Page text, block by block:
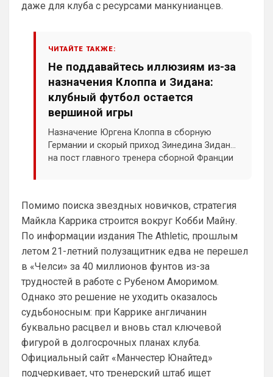
даже для клуба с ресурсами манкунианцев.
ЧИТАЙТЕ ТАКЖЕ:
Не поддавайтесь иллюзиям из-за
назначения Клоппа и Зидана:
клубный футбол остается
вершиной игры
Назначение Юргена Клоппа в сборную
Германии и скорый приход Зинедина Зидана
на пост главного тренера сборной Франции
Однако журналист Марк Огден в материале
для ESPN объясняет, почему это иллюзия.
Помимо поиска звездных новичков, стратегия
Майкла Каррика строится вокруг Кобби Майну.
По информации издания The Athletic, прошлым
летом 21-летний полузащитник едва не перешел
в «Челси» за 40 миллионов фунтов из-за
трудностей в работе с Рубеном Аморимом.
Однако это решение не уходить оказалось
судьбоносным: при Каррике англичанин
буквально расцвел и вновь стал ключевой
фигурой в долгосрочных планах клуба.
Официальный сайт «Манчестер Юнайтед»
подчеркивает, что тренерский штаб ищет
всяких лишних знаков: Челси
Аристократ
Конечно будет занятно , если Ямалю
SkyNet• 01:57
Ответ для Аристократ
Ааа, Кибер это ты , я только щас догнал про
Скайнет )
Еба ты тормоз. ))
SkyNet• 01:59изменено
будет отображаться в комментах. Писать с
Не хочу, я может ещё подумаю и
Барбилону к примеру поставлю или
Баварку. ))
Не хочу, я может ещё подумаю и Барбилону
к примеру поставлю или Баварку. ))
пока только Челси работает у нас. Я еще
не все настроил, можешь даже шпор
поставить, лого не высветится)
Deep_Blue• 12:07